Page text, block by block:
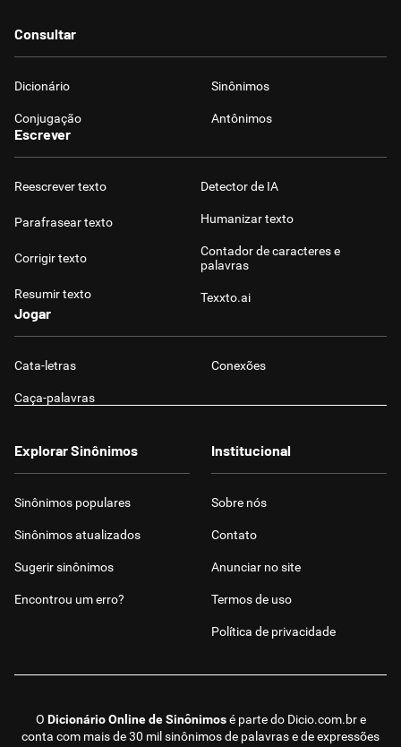
Consultar
Dicionário Sinônimos
Conjugação Antônimos
Escrever
Reescrever texto
Parafrasear texto
Corrigir texto
Resumir texto
Detector de IA
Humanizar texto
Contador de caracteres e
palavras
Texxto.ai
Jogar
Cata-letras Conexões
Caça-palavras
O Dicionário Online de Sinônimosé parte do Dicio.com.bre
conta com mais de 30 mil sinônimos de palavras e de expressões
Explorar Sinônimos
Sinônimos populares
Sinônimos atualizados
Sugerir sinônimos
Encontrou um erro?
Institucional
Sobre nós
Contato
Anunciar no site
Termos de uso
Política de privacidade